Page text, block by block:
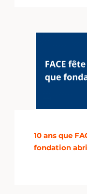
10 ans que
fondation